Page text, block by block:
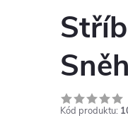
Kód produktu: